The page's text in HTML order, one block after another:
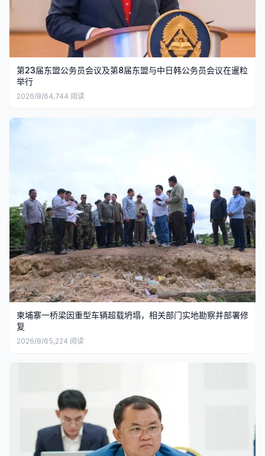
第23届东盟公务员会议及第8届东盟与中日韩公务员会议在暹粒
举行
2026/8/64,744 阅读
柬埔寨一桥梁因重型车辆超载坍塌，相关部门实地勘察并部署修
复
2026/8/65,224 阅读